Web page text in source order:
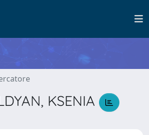
KSENIA